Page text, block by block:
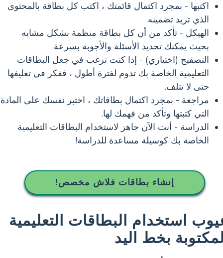
اكتبها - بمجرد اكتمال قائمتك ، اكتب كل بطاقة بالمحتوى
الذي تريد تضمينه.
الهيكل - تأكد من أن كل بطاقة منظمة بشكل مشابه
بحيث يمكنك تحديد الأسئلة والأجوبة بسرعة.
التصفيح (اختياري) - إذا كنت ترغب في جعل البطاقات
التعليمية الخاصة بك تدوم لفترة أطول ، ففكر في تغليفها
حتى لا تتلف.
مراجعة - بمجرد اكتمال بطاقاتك ، اختبر نفسك على المادة
التي كتبتها وتأكد من فهمك لها.
الدراسة - أنت الآن جاهز لاستخدام البطاقات التعليمية
الخاصة بك كوسيلة مساعدة للدراسة!
إنشاء بطاقات فلاش مخصص!
استخدام البطاقات التعليمية
بخط اليد